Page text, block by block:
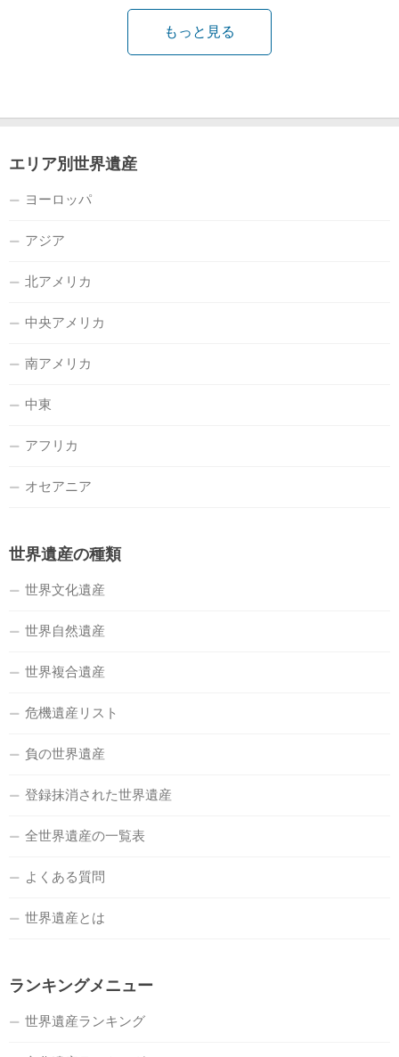
もっと見る
エリア別世界遺産
ヨーロッパ
アジア
北アメリカ
中央アメリカ
南アメリカ
中東
アフリカ
オセアニア
世界遺産の種類
世界文化遺産
世界自然遺産
世界複合遺産
危機遺産リスト
負の世界遺産
登録抹消された世界遺産
全世界遺産の一覧表
よくある質問
世界遺産とは
ランキングメニュー
世界遺産ランキング